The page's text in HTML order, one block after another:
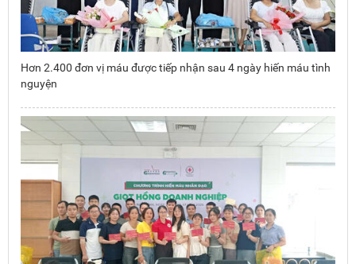
Hơn 2.400 đơn vị máu được tiếp nhận sau 4 ngày hiến máu tình
nguyện